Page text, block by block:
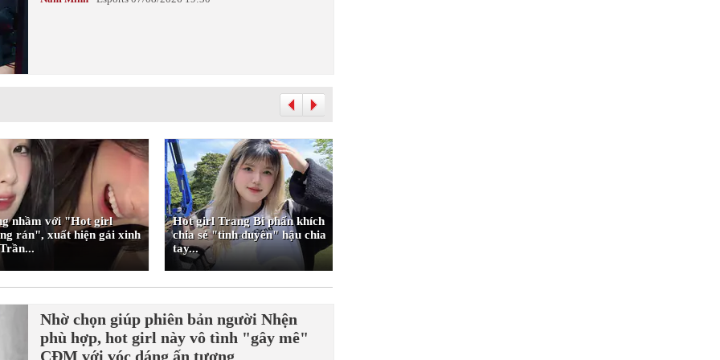
nhầm với "Hot girl
rán", xuất hiện gái xinh
Hot girl Trang Bi phấn khích
chia sẻ "tình duyên" hậu chia
tay...
Nhờ chọn giúp phiên bản người Nhện
phù hợp, hot girl này vô tình "gây mê"
CĐM với vóc dáng ấn tượng